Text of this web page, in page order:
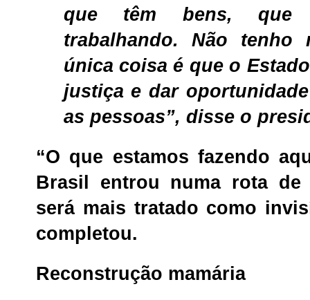
que têm bens, que
trabalhando. Não tenho
única coisa é que o
justiça e dar
as pessoas”, disse o
“O que estamos fazendo
Brasil entrou numa rota
será mais tratado como
completou.
Reconstrução mamária